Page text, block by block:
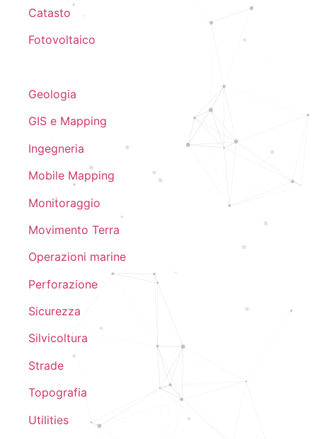
Catasto
Fotovoltaico
Geologia
GIS e Mapping
Ingegneria
Mobile Mapping
Monitoraggio
Movimento Terra
Operazioni marine
Perforazione
Sicurezza
Silvicoltura
Strade
Topografia
Utilities